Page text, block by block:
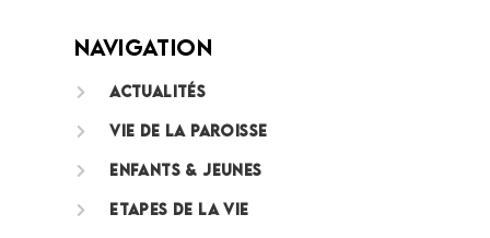
Navigation
Actualités
Vie de la paroisse
Enfants & jeunes
Etapes de la vie